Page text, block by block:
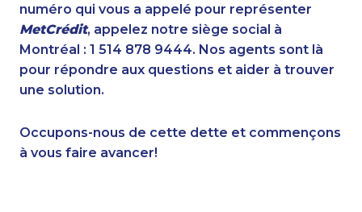
1-416-241-4724
1-778-654-8400
1-647-715-6068
1-855-788-4626
1-438-230-2018
1-780-936-8218
1-778-401-2195
1-902-706-0850
1-514-448-1304
1-587-543-0636
numéro qui vous a appelé pour représenter
MetCrédit, appelez notre siège social à
Montréal : 1 514 878 9444. Nos agents sont là
pour répondre aux questions et aider à trouver
une solution.
Occupons-nous de cette dette et commençons
à vous faire avancer!